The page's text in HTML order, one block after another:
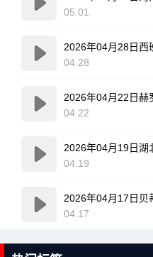
05.01
04.28
04.22
04.19
04.17